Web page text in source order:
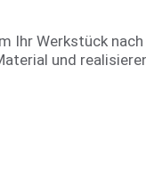
Ihr Werkstück nach
und